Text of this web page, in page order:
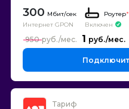
300
Интернет GPON
Роутер*
Включен
1
950
Тариф